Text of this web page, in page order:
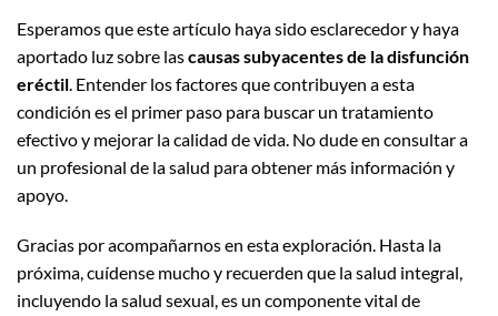
Esperamos que este artículo haya sido esclarecedor y haya
aportado luz sobre lascausas subyacentes de la disfunción
eréctil . Entender los factores que contribuyen a esta
condición es el primer paso para buscar un tratamiento
efectivo y mejorar la calidad de vida. No dude en consultar a
un profesional de la salud para obtener más información y
apoyo.
Gracias por acompañarnos en esta exploración. Hasta la
próxima, cuídense mucho y recuerden que la salud integral,
incluyendo la salud sexual, es un componente vital de